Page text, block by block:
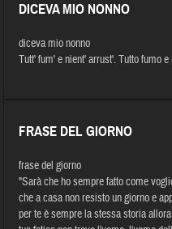
DICEVA MIO NONNO
diceva mio nonno
Tutt' fum' e nient' arrust'. Tutto fumo
FRASE DEL GIORNO
frase del giorno
"Sarà che ho sempre fatto come
che a casa non resisto un giorno e
per te è sempre la stessa storia